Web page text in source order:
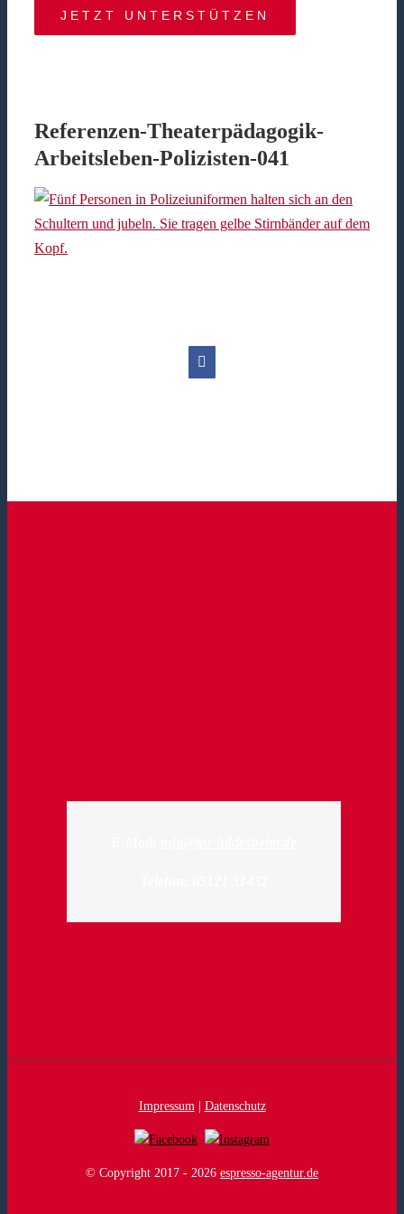
JETZT UNTERSTÜTZEN
Referenzen-Theaterpädagogik-
Arbeitsleben-Polizisten-041
Facebook
Impressum| Datenschutz
© Copyright 2017 - 2026 espresso-agentur.de